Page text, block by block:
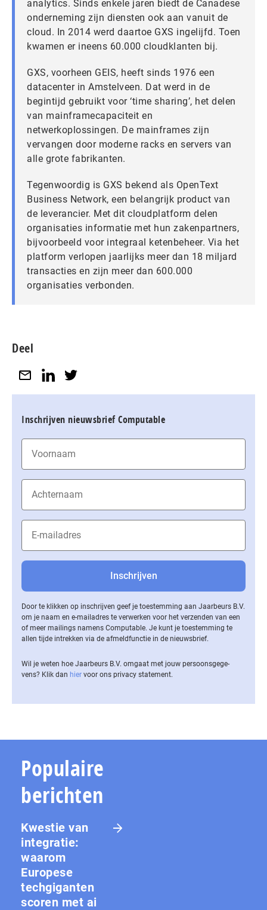
analytics. Sinds enkele jaren biedt de Canadese
onderneming zijn diensten ook aan vanuit de
cloud. In 2014 werd daartoe GXS ingelijfd. Toen
kwamen er ineens 60.000 cloudklanten bij.
GXS, voorheen GEIS, heeft sinds 1976 een
datacenter in Amstelveen. Dat werd in de
begintijd gebruikt voor ‘time sharing’, het delen
van mainframecapaciteit en
netwerkoplossingen. De mainframes zijn
vervangen door moderne racks en servers van
alle grote fabrikanten.
Tegenwoordig is GXS bekend als OpenText
Business Network, een belangrijk product van
de leverancier. Met dit cloudplatform delen
organisaties informatie met hun zakenpartners,
bijvoorbeeld voor integraal ketenbeheer. Via het
platform verlopen jaarlijks meer dan 18 miljard
transacties en zijn meer dan 600.000
organisaties verbonden.
Deel
Inschrijven nieuwsbrief Computable
Door te klikken op inschrijven geef je toestemming aan Jaarbeurs B.V.
om je naam en e-mailadres te verwerken voor het verzenden van een
of meer mailings namens Computable. Je kunt je toestemming te
allen tijde intrekken via de af­meld­func­tie in de nieuwsbrief.
Wil je weten hoe Jaarbeurs B.V. omgaat met jouw per­soons­ge­ge­
vens? Klik dan hier voor ons privacy statement.
Populaire
berichten
Kwestie van
integratie:
waarom
Europese
techgiganten
scoren met ai